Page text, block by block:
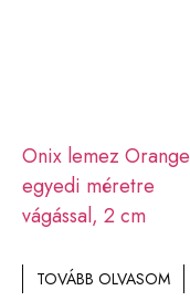
Onix lemez Orange
egyedi méretre
vágással, 2 cm
TOVÁBB OLVASOM